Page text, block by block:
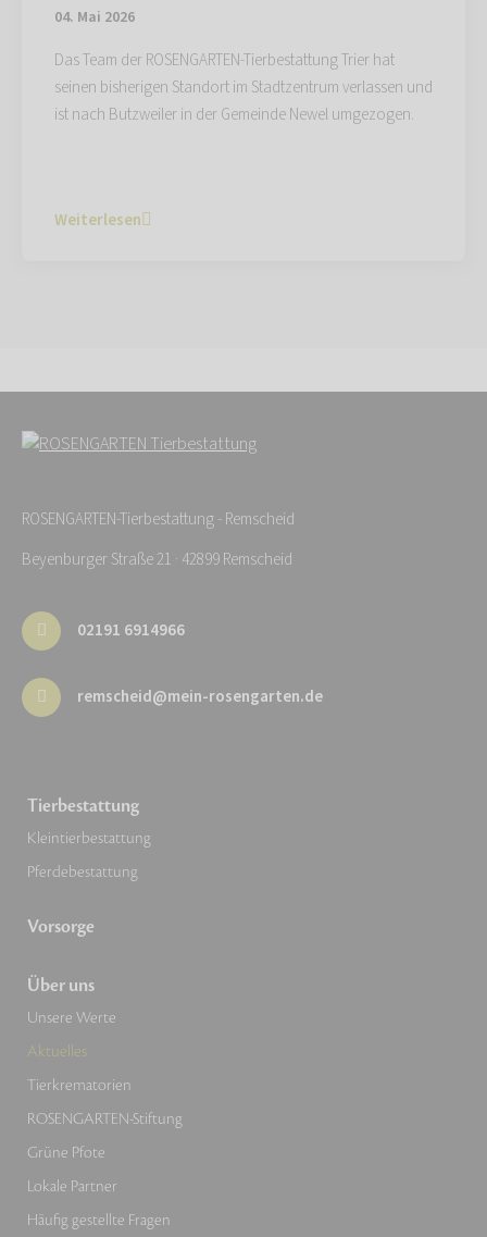
04. Mai 2026
Das Team der ROSENGARTEN-Tierbestattung Trier hat
seinen bisherigen Standort im Stadtzentrum verlassen und
ist nach Butzweiler in der Gemeinde Newel umgezogen.
Weiterlesen
ROSENGARTEN-Tierbestattung - Remscheid
Beyenburger Straße 21 · 42899 Remscheid
02191 6914966
remscheid@mein-rosengarten.de
Tierbestattung
Kleintierbestattung
Pferdebestattung
Vorsorge
Über uns
Unsere Werte
Aktuelles
Tierkrematorien
ROSENGARTEN-Stiftung
Grüne Pfote
Lokale Partner
Häufig gestellte Fragen